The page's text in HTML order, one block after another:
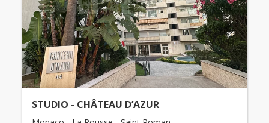
STUDIO - CHÂTEAU D’AZUR